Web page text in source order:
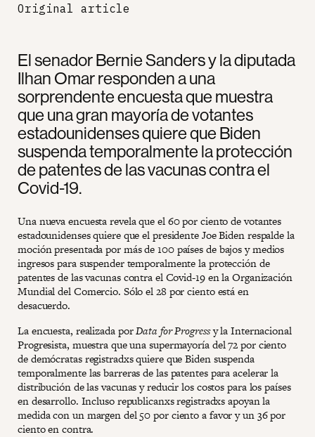
El senador Bernie Sanders y la diputada
Ilhan Omar responden a una
sorprendente encuesta que muestra
que una gran mayoría de votantes
estadounidenses quiere que Biden
suspenda temporalmente la protección
de patentes de las vacunas contra el
Covid-19.
Una nueva encuesta revela que el 60 por ciento de votantes
estadounidenses quiere que el presidente Joe Biden respalde la
moción presentada por más de 100 países de bajos y medios
ingresos para suspender temporalmente la protección de
patentes de las vacunas contra el Covid-19 en la Organización
Mundial del Comercio. Sólo el 28 por ciento está en
desacuerdo.
La encuesta, realizada porData for Progressy la Internacional
Progresista, muestra que una supermayoría del 72 por ciento
de demócratas registradxs quiere que Biden suspenda
temporalmente las barreras de las patentes para acelerar la
distribución de las vacunas y reducir los costos para los países
en desarrollo. Incluso republicanxs registradxs apoyan la
medida con un margen del 50 por ciento a favor y un 36 por
ciento en contra.
Original article